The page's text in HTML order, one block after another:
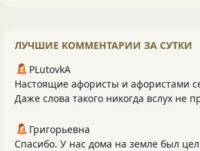
ЛУЧШИЕ КОММЕНТАРИИ ЗА СУТКИ
PLutоvkА
Настоящие афористы и афористами
Даже слова такого никогда вслух не
Григорьевна
Спасибо. У нас дома на земле был